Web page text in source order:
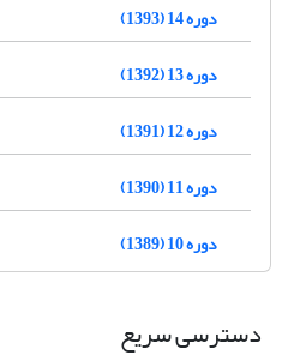
دوره 14 (1393)
دوره 13 (1392)
دوره 12 (1391)
دوره 11 (1390)
دوره 10 (1389)
دسترسی سریع